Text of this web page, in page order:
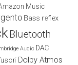
Music
Bass reflex
Bluetooth
Audio DAC
Dolby Atmos